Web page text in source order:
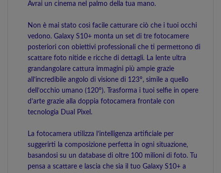
Avrai un cinema nel palmo della tua mano.
Non è mai stato così facile catturare ciò che i tuoi occhi
vedono. Galaxy S10+ monta un set di tre fotocamere
posteriori con obiettivi professionali che ti permettono di
scattare foto nitide e ricche di dettagli. La lente ultra
grandangolare cattura immagini più ampie grazie
all’incredibile angolo di visione di 123°, simile a quello
dell’occhio umano (120°). Trasforma i tuoi selfie in opere
d’arte grazie alla doppia fotocamera frontale con
tecnologia Dual Pixel.
La fotocamera utilizza l’intelligenza artificiale per
suggerirti la composizione perfetta in ogni situazione,
basandosi su un database di oltre 100 milioni di foto. Tu
pensa a scattare e lascia che sia il tuo Galaxy S10+ a